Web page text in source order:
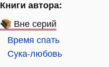
Книги автора:
Вне серий
Время спать
Сука-любовь